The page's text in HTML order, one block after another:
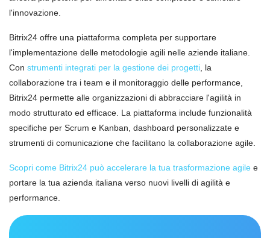
l'innovazione.
Bitrix24 offre una piattaforma completa per supportare
l'implementazione delle metodologie agili nelle aziende italiane.
Con strumenti integrati per la gestione dei progetti , la
collaborazione tra i team e il monitoraggio delle performance,
Bitrix24 permette alle organizzazioni di abbracciare l'agilità in
modo strutturato ed efficace. La piattaforma include funzionalità
specifiche per Scrum e Kanban, dashboard personalizzate e
strumenti di comunicazione che facilitano la collaborazione agile.
Scopri come Bitrix24 può accelerare la tua trasformazione agile e
portare la tua azienda italiana verso nuovi livelli di agilità e
performance.